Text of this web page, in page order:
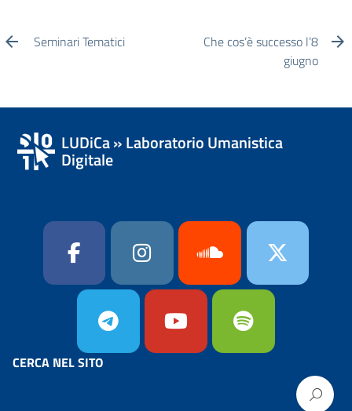
Seminari Tematici
Che cos’è successo l’8
giugno
LUDiCa » Laboratorio Umanistica
Digitale
CERCA NEL SITO